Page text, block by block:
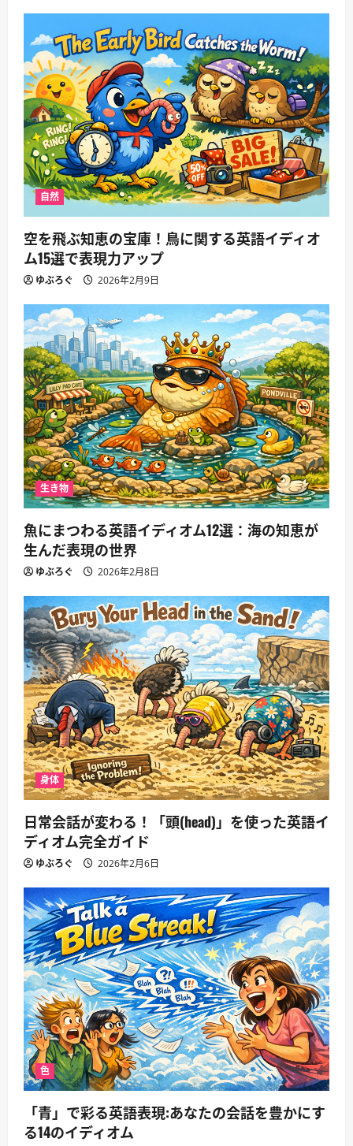
自然
空を飛ぶ知恵の宝庫！鳥に関する英語イディオ
ム15選で表現力アップ
ゆぶろぐ 2026年2月9日
生き物
魚にまつわる英語イディオム12選：海の知恵が
生んだ表現の世界
ゆぶろぐ 2026年2月8日
身体
日常会話が変わる！「頭(head)」を使った英語イ
ディオム完全ガイド
ゆぶろぐ 2026年2月6日
色
「青」で彩る英語表現:あなたの会話を豊かにす
る14のイディオム